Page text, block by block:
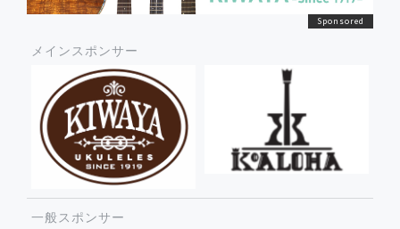
メインスポンサー
一般スポンサー